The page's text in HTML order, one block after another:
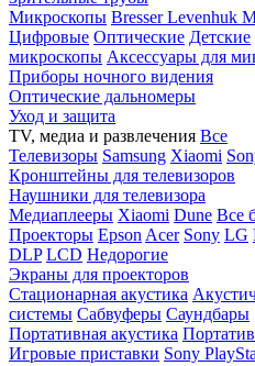
Микроскопы BresserLevenhuk
Цифровые Оптические Детские
микроскопы Аксессуары для
Приборы ночного видения
Оптические дальномеры
Уход и защита
TV, медиа и развлечения Все
Телевизоры Samsung Xiaomi
Кронштейны для телевизоров
Наушники для телевизора
Медиаплееры Xiaomi Dune Все
Проекторы Epson Acer Sony LG
DLP LCD Недорогие
Экраны для проекторов
Стационарная акустика
системы Сабвуферы Саундбары
Портативная акустика
Игровые приставки Sony